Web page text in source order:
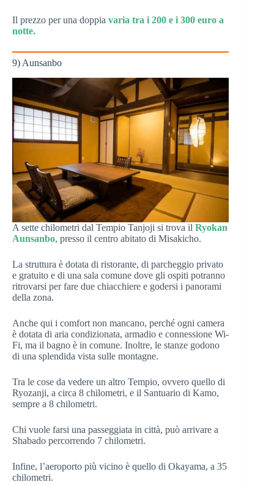
Il prezzo per una doppia varia tra i 200 e i 300 euro a
notte.
9) Aunsanbo
A sette chilometri dal Tempio Tanjoji si trova il Ryokan
Aunsanbo, presso il centro abitato di Misakicho.
La struttura è dotata di ristorante, di parcheggio privato
e gratuito e di una sala comune dove gli ospiti potranno
ritrovarsi per fare due chiacchiere e godersi i panorami
della zona.
Anche qui i comfort non mancano, perché ogni camera
è dotata di aria condizionata, armadio e connessione Wi-
Fi, ma il bagno è in comune. Inoltre, le stanze godono
di una splendida vista sulle montagne.
Tra le cose da vedere un altro Tempio, ovvero quello di
Ryozanji, a circa 8 chilometri, e il Santuario di Kamo,
sempre a 8 chilometri.
Chi vuole farsi una passeggiata in città, può arrivare a
Shabado percorrendo 7 chilometri.
Infine, l’aeroporto più vicino è quello di Okayama, a 35
chilometri.